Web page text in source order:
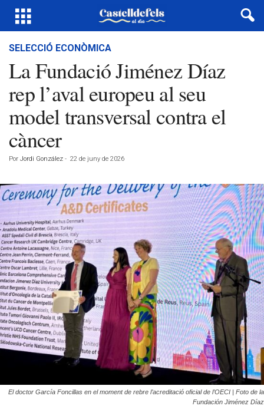
SELECCIÓ ECONÒMICA
La Fundació Jiménez Díaz
rep l’aval europeu al seu
model transversal contra el
càncer
Por Jordi González - 22 de juny de 2026
El doctor García Foncillas en el moment de rebre l’acreditació oficial de l’OECI | Foto de la
Fundación Jiménez Díaz